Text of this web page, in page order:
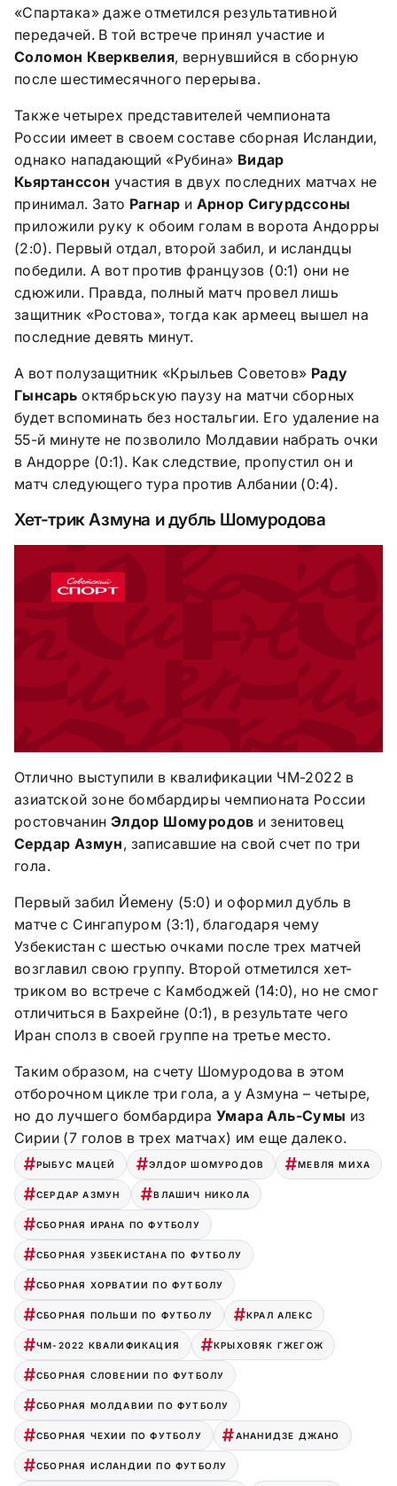
«Спартака» даже отметился результативной
передачей. В той встрече принял участие и
Соломон Кверквелия, вернувшийся в сборную
после шестимесячного перерыва.
Также четырех представителей чемпионата
России имеет в своем составе сборная Исландии,
однако нападающий «Рубина» Видар
Кьяртанссон участия в двух последних матчах не
принимал. Зато Рагнар и Арнор Сигурдссоны
приложили руку к обоим голам в ворота Андорры
(2:0). Первый отдал, второй забил, и исландцы
победили. А вот против французов (0:1) они не
сдюжили. Правда, полный матч провел лишь
защитник «Ростова», тогда как армеец вышел на
последние девять минут.
А вот полузащитник «Крыльев Советов» Раду
Гынсарь октябрьскую паузу на матчи сборных
будет вспоминать без ностальгии. Его удаление на
55-й минуте не позволило Молдавии набрать очки
в Андорре (0:1). Как следствие, пропустил он и
матч следующего тура против Албании (0:4).
Хет-трик Азмуна и дубль Шомуродова
Отлично выступили в квалификации ЧМ-2022 в
азиатской зоне бомбардиры чемпионата России
ростовчанин Элдор Шомуродов и зенитовец
Сердар Азмун, записавшие на свой счет по три
гола.
Первый забил Йемену (5:0) и оформил дубль в
матче с Сингапуром (3:1), благодаря чему
Узбекистан с шестью очками после трех матчей
возглавил свою группу. Второй отметился хет-
триком во встрече с Камбоджей (14:0), но не смог
отличиться в Бахрейне (0:1), в результате чего
Иран сполз в своей группе на третье место.
Таким образом, на счету Шомуродова в этом
отборочном цикле три гола, а у Азмуна – четыре,
но до лучшего бомбардира Умара Аль-Сумы из
Сирии (7 голов в трех матчах) им еще далеко.
РЫБУС МАЦЕЙ ЭЛДОР ШОМУРОДОВ МЕВЛЯ МИХА
СЕРДАР АЗМУН ВЛАШИЧ НИКОЛА
СБОРНАЯ ИРАНА ПО ФУТБОЛУ
СБОРНАЯ УЗБЕКИСТАНА ПО ФУТБОЛУ
СБОРНАЯ ХОРВАТИИ ПО ФУТБОЛУ
СБОРНАЯ ПОЛЬШИ ПО ФУТБОЛУ КРАЛ АЛЕКС
ЧМ-2022 КВАЛИФИКАЦИЯ КРЫХОВЯК ГЖЕГОЖ
СБОРНАЯ СЛОВЕНИИ ПО ФУТБОЛУ
СБОРНАЯ МОЛДАВИИ ПО ФУТБОЛУ
СБОРНАЯ ЧЕХИИ ПО ФУТБОЛУ АНАНИДЗЕ ДЖАНО
СБОРНАЯ ИСЛАНДИИ ПО ФУТБОЛУ